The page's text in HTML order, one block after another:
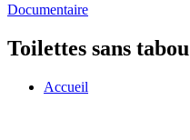
Documentaire
Toilettes sans tabou
Accueil